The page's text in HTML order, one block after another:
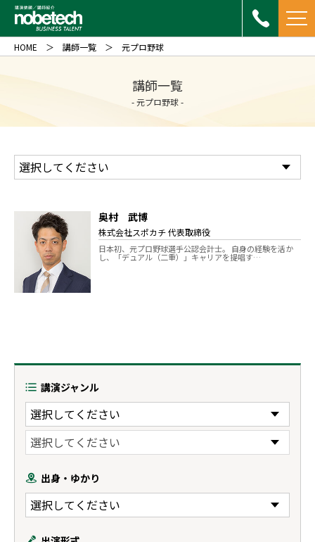
講師一覧
- 元プロ野球 -
HOME 講師一覧 元プロ野球
奥村 武博
株式会社スポカチ 代表取締役
日本初、元プロ野球選手公認会計士。 自身の経験を活か
し、「デュアル（二重）」キャリアを提唱す…
講演ジャンル
出身・ゆかり